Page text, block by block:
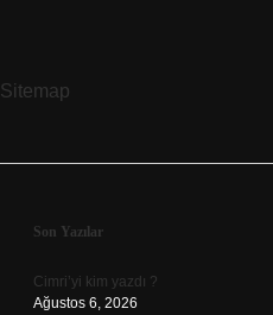
Sitemap
Sidebar
Son Yazılar
Cimri’yi kim yazdı ?
Ağustos 6, 2026